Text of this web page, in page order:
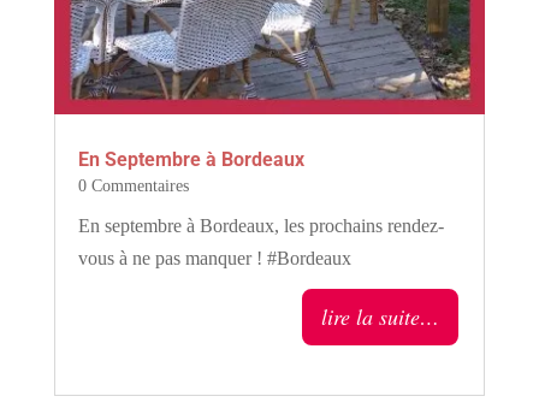
En Septembre à Bordeaux
0 Commentaires
En septembre à Bordeaux, les prochains rendez-
vous à ne pas manquer ! #Bordeaux
lire la suite…